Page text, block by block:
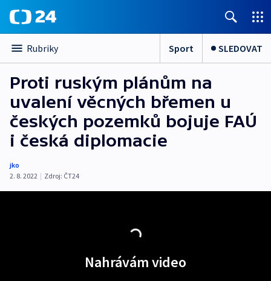
Rubriky Sport SLEDOVAT
Proti ruským plánům na
uvalení věcných břemen u
českých pozemků bojuje FAÚ
i česká diplomacie
jko
2. 8. 2022 | Zdroj: ČT24
Nahrávám video